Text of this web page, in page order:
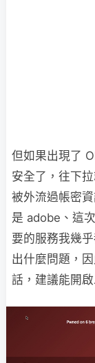
但如果出現了
安全了，往下
被外流過帳密
是 adobe、這
要的服務我幾
出什麼問題，
話，建議能開